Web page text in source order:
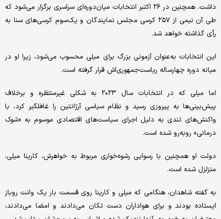
داشت. همچنین در ۲۶ اکتبر انتخابات میان‌دوره‌ای سراسری برگزار می‌شود که
طی آن نیمی از ۲۵۷ کرسی مجلس نمایندگان و یک‌سوم کرسی‌های سنا به
رأی گذاشته خواهد شد.
این انتخابات به‌عنوان آزمونی بزرگ برای میلی محسوب می‌شود، زیرا او در
میانه دوره چهارساله ریاست‌جمهوری‌اش قرار گرفته است.
اما میلی که در انتخابات سال ۲۰۲۳ به شکلی غیرمنتظره و برخلاف
پیش‌بینی‌ها به پیروزی رسید و نظام سیاسی آرژانتین را غافلگیر کرد، با
واکنش‌های تندی به دلیل اجرای سیاست‌های اقتصادی موسوم به «شوک
درمانی» روبه‌رو شده است.
دولت او همچنین با رسوایی رشوه‌خواری مربوط به خواهرش، کارینا میلی،
متزلزل شده است.
به گفته شاهدان، هنگامی که میلی و کارینا روی قسمت بار یک وانت روباز
ایستاده بودند و برای هواداران دست تکان می‌دادند و امضا می‌دادند،